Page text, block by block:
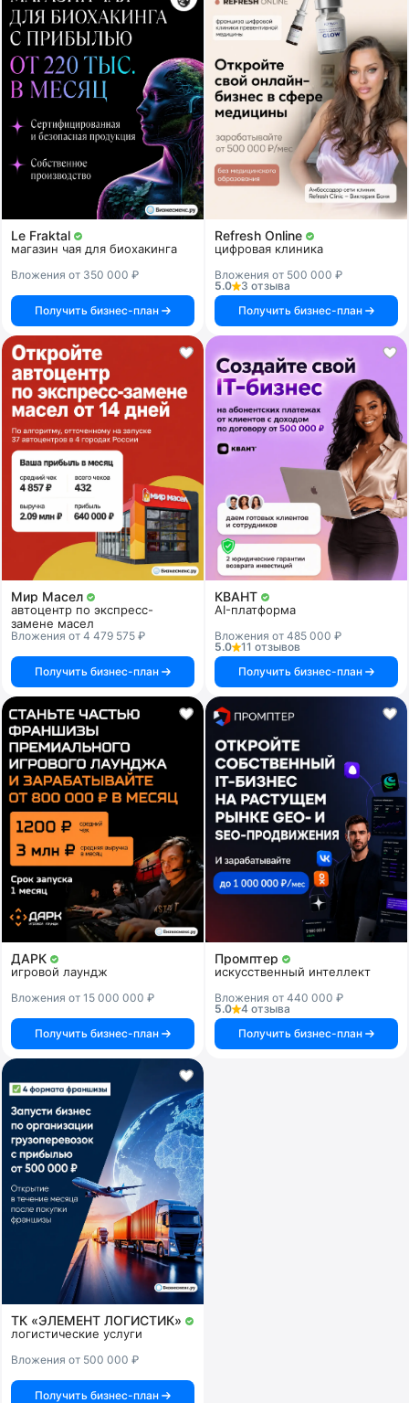
Le Fraktal
магазин чая для биохакинга
Вложения от 350 000 ₽
Получить бизнес-план
Refresh Online
цифровая клиника
Вложения от 500 000 ₽
5.0
3 отзыва
Получить бизнес-план
Мир Масел
автоцентр по экспресс-
замене масел
Вложения от 4 479 575 ₽
Получить бизнес-план
КВАНТ
AI-платформа
Вложения от 485 000 ₽
5.0
11 отзывов
Получить бизнес-план
ДАРК
игровой лаундж
Вложения от 15 000 000 ₽
Получить бизнес-план
Промптер
искусственный интеллект
Вложения от 440 000 ₽
5.0
4 отзыва
Получить бизнес-план
ТК «ЭЛЕМЕНТ ЛОГИСТИК»
логистические услуги
Вложения от 500 000 ₽
Получить бизнес-план